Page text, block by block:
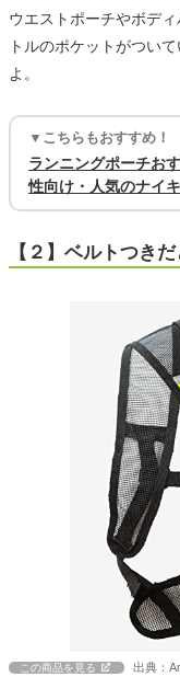
ウエストポーチやボデ
トルのポケットがつい
よ。
▼こちらもおすすめ！
ランニングポーチお
性向け・人気のナイ
【２】ベルトつき
この商品を見る 出典：